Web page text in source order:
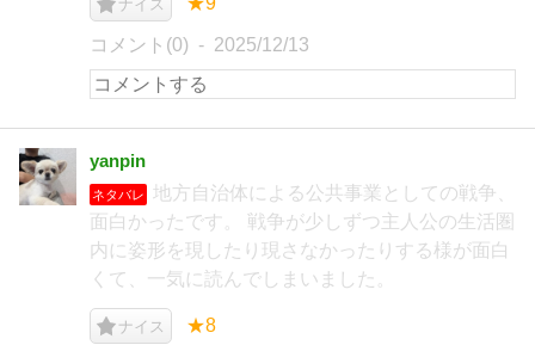
ナイス
コメント(0) 2025/12/13
yanpin
ネタバレ
地方自治体による公共事業としての戦争、
面白かったです。 戦争が少しずつ主人公の生活圏
内に姿形を現したり現さなかったりする様が面白
くて、一気に読んでしまいました。
ナイス ★8